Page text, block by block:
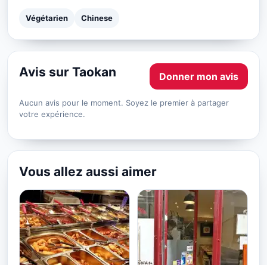
Végétarien Chinese
Avis sur Taokan Donner mon avis
Aucun avis pour le moment. Soyez le premier à partager
votre expérience.
Vous allez aussi aimer